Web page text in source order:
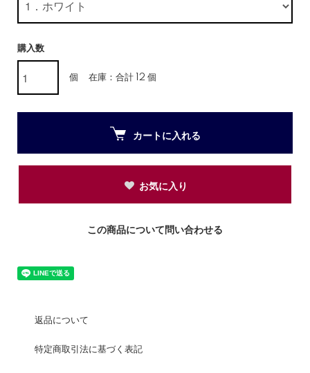
購入数
個 在庫：合計 12 個
カートに入れる
お気に入り
この商品について問い合わせる
返品について
特定商取引法に基づく表記